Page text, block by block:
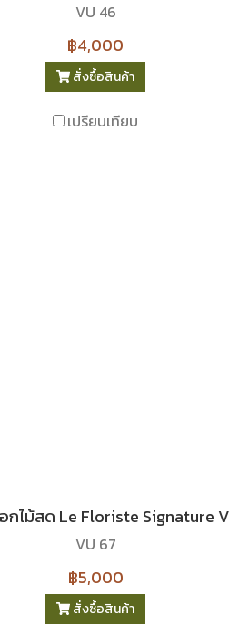
VU 46
฿4,000
สั่งซื้อสินค้า
เปรียบเทียบ
แจกันด
VU 67
฿5,000
สั่งซื้อสินค้า